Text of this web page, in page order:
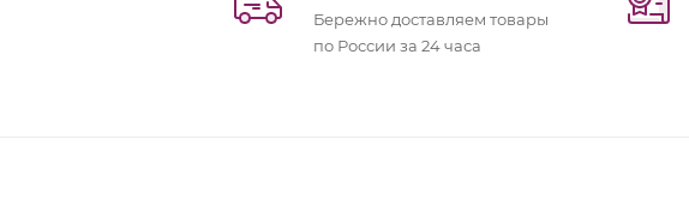
Бережно доставляем товары
по России за 24 часа